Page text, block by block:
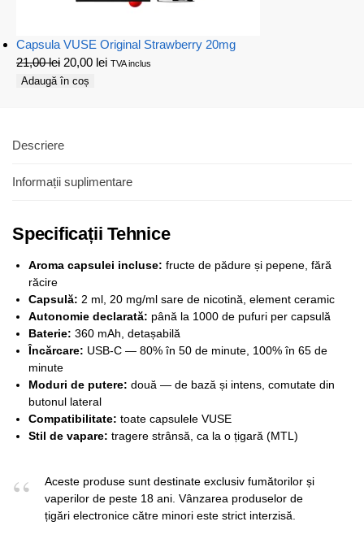
Capsula VUSE Original Strawberry 20mg
21,00lei 20,00 lei TVA inclus
Adaugă în coș
Descriere
Informații suplimentare
Specificații Tehnice
Aroma capsulei incluse: fructe de pădure și pepene, fără
răcire
Capsulă: 2 ml, 20 mg/ml sare de nicotină, element ceramic
Autonomie declarată: până la 1000 de pufuri per capsulă
Baterie: 360 mAh, detașabilă
Încărcare: USB-C — 80% în 50 de minute, 100% în 65 de
minute
Moduri de putere: două — de bază și intens, comutate din
butonul lateral
Compatibilitate: toate capsulele VUSE
Stil de vapare: tragere strânsă, ca la o țigară (MTL)
Aceste produse sunt destinate exclusiv fumătorilor și
vaperilor de peste 18 ani. Vânzarea produselor de
țigări electronice către minori este strict interzisă.